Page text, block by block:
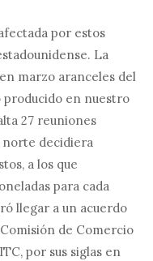
por estos
La
marzo aranceles del
producido en nuestro
27 reuniones
norte decidiera
a los que
para cada
llegar a un acuerdo
de Comercio
por sus siglas en